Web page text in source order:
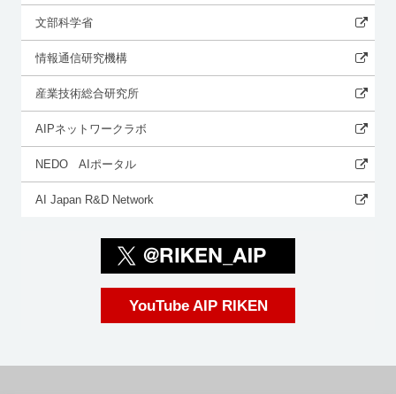
文部科学省
情報通信研究機構
産業技術総合研究所
AIPネットワークラボ
NEDO AIポータル
AI Japan R&D Network
YouTube AIP RIKEN